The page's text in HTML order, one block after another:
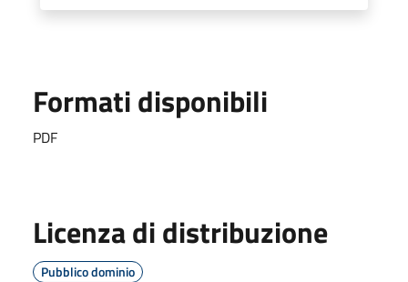
Formati disponibili
PDF
Licenza di distribuzione
Pubblico dominio